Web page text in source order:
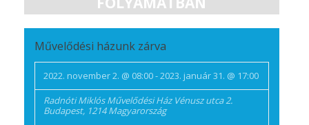
Művelődési házunk zárva
2022. november 2. @ 08:00-2023. január 31. @ 17:00
Radnóti Miklós Művelődési Ház Vénusz utca 2.
Budapest, 1214 Magyarország